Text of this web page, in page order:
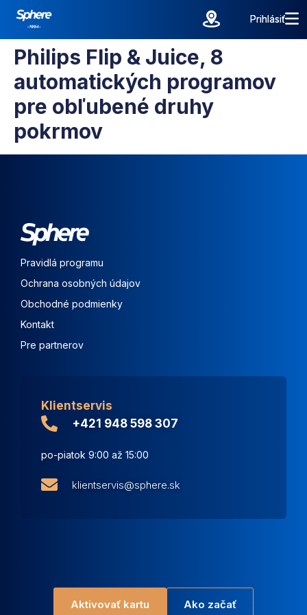
Prihlásiť
Prihlásiť
Philips Flip & Juice, 8
automatických programov
pre obľubené druhy
pokrmov
Klientservis
+421 948 598 307
po-piatok 9:00 až 15:00
klientservis@sphere.sk
Pravidlá programu
Ochrana osobných údajov
Obchodné podmienky
Kontakt
Pre partnerov
Aktivovať kartu Ako začať